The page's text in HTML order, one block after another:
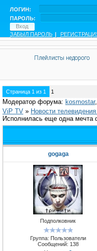
ЛОГИН:
ПАРОЛЬ:
ЗАБЫЛ ПАРОЛЬ |
Плейлисты недорого
Страница 1 из 1 1
Модератор форума: kosmostar,
ViP TV » Новости
Исполнилась еще одна мечта
gogaga
Подполковник
Группа: Пользователи
Сообщений: 138